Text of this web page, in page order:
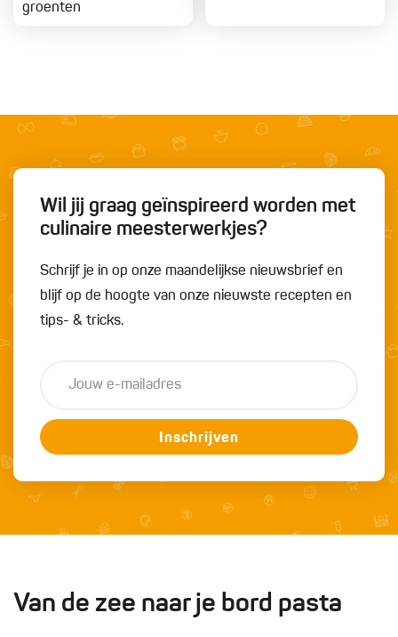
groenten
Wil jij graag geïnspireerd worden met
culinaire meesterwerkjes?
Schrijf je in op onze maandelijkse nieuwsbrief en
blijf op de hoogte van onze nieuwste recepten en
tips- & tricks.
Inschrijven
Van de zee naar je bord pasta